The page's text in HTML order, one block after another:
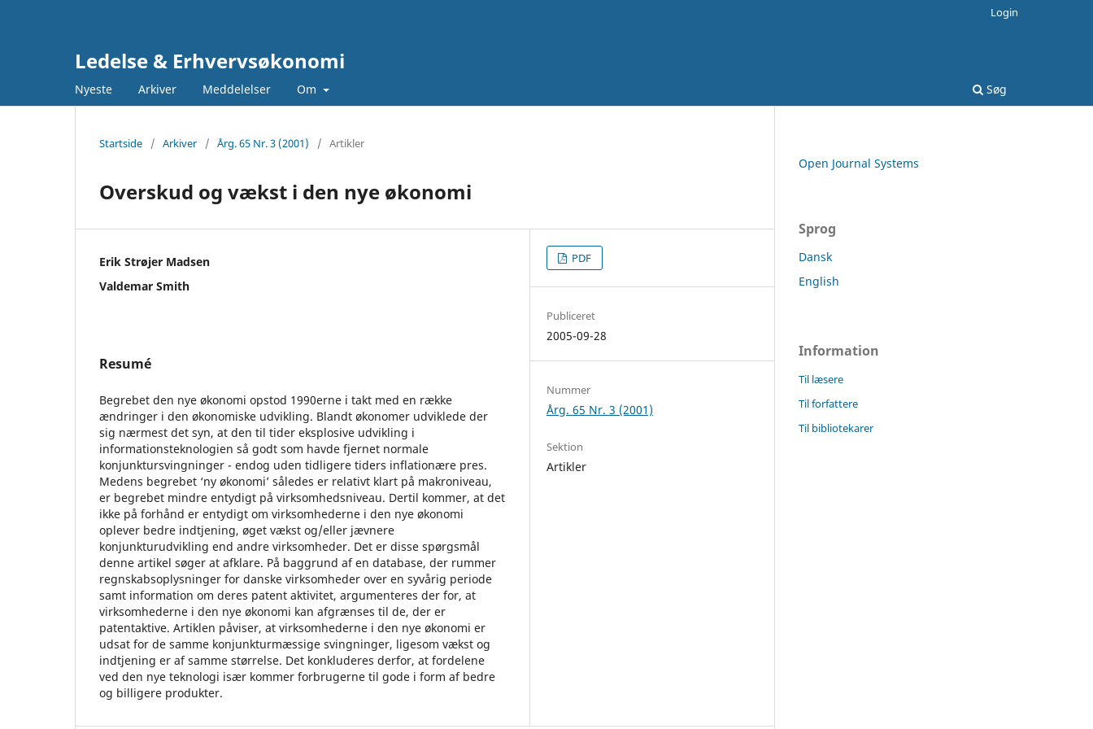
Ledelse & Erhvervsøkonomi
Nyeste Arkiver Meddelelser Om Søg
Login
Startside / Arkiver / Årg. 65 Nr. 3 (2001) / Artikler
Overskud og vækst i den nye økonomi
Erik Strøjer Madsen
Valdemar Smith
Resumé
Begrebet den nye økonomi opstod 1990erne i takt med en række
ændringer i den økonomiske udvikling. Blandt økonomer udviklede der
sig nærmest det syn, at den til tider eksplosive udvikling i
informationsteknologien så godt som havde fjernet normale
konjunktursvingninger - endog uden tidligere tiders inflationære pres.
Medens begrebet ‘ny økonomi’ således er relativt klart på makroniveau,
er begrebet mindre entydigt på virksomhedsniveau. Dertil kommer, at det
ikke på forhånd er entydigt om virksomhederne i den nye økonomi
oplever bedre indtjening, øget vækst og/eller jævnere
konjunkturudvikling end andre virksomheder. Det er disse spørgsmål
denne artikel søger at afklare. På baggrund af en database, der rummer
regnskabsoplysninger for danske virksomheder over en syvårig periode
samt information om deres patent aktivitet, argumenteres der for, at
virksomhederne i den nye økonomi kan afgrænses til de, der er
patentaktive. Artiklen påviser, at virksomhederne i den nye økonomi er
udsat for de samme konjunkturmæssige svingninger, ligesom vækst og
indtjening er af samme størrelse. Det konkluderes derfor, at fordelene
ved den nye teknologi især kommer forbrugerne til gode i form af bedre
og billigere produkter.
PDF
Publiceret
2005-09-28
Nummer
Årg. 65 Nr. 3 (2001)
Sektion
Artikler
Open Journal Systems
Sprog
Dansk
English
Information
Til læsere
Til forfattere
Til bibliotekarer